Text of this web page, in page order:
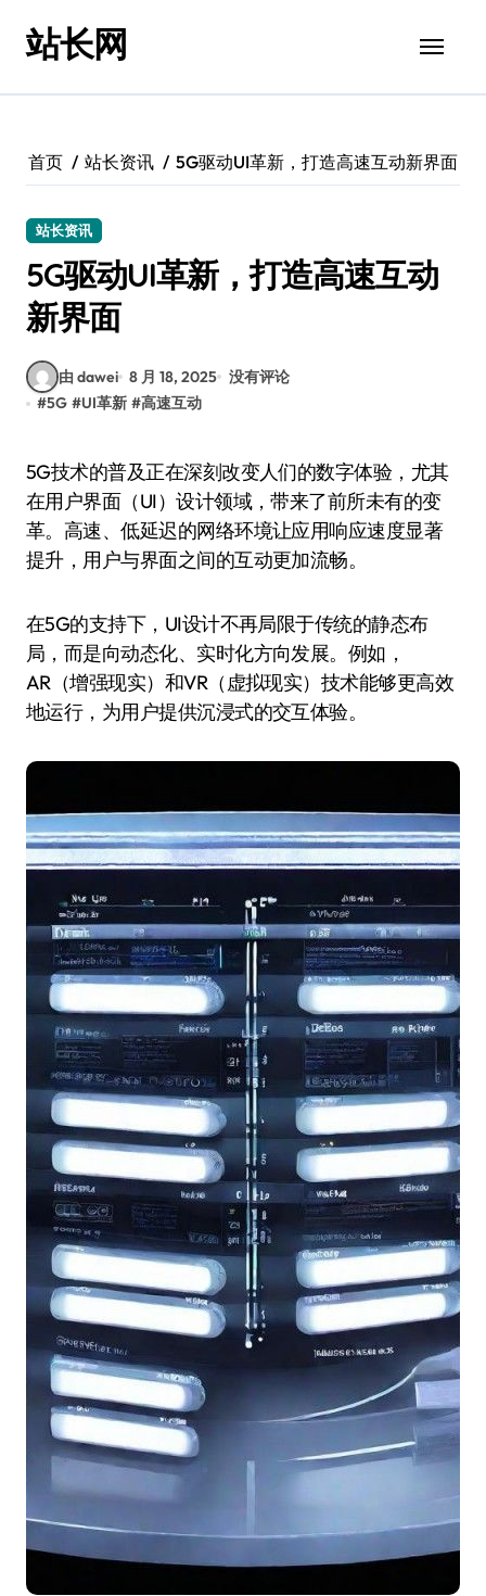
站长网
首页 站长资讯 5G驱动UI革新，打造高速互动新界面
站长资讯
5G驱动UI革新，打造高速互动
新界面
由 dawei 8 月 18, 2025 没有评论
#5G #UI革新 #高速互动
5G技术的普及正在深刻改变人们的数字体验，尤其
在用户界面（UI）设计领域，带来了前所未有的变
革。高速、低延迟的网络环境让应用响应速度显著
提升，用户与界面之间的互动更加流畅。
在5G的支持下，UI设计不再局限于传统的静态布
局，而是向动态化、实时化方向发展。例如，
AR（增强现实）和VR（虚拟现实）技术能够更高效
地运行，为用户提供沉浸式的交互体验。